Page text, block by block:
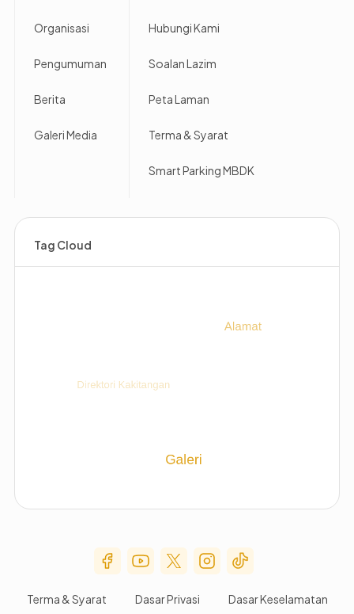
Organisasi
Pengumuman
Berita
Galeri Media
Hubungi Kami
Soalan Lazim
Peta Laman
Terma & Syarat
Smart Parking MBDK
Tag Cloud
Social Media Menu
Terma & Syarat Dasar Privasi Dasar Keselamatan